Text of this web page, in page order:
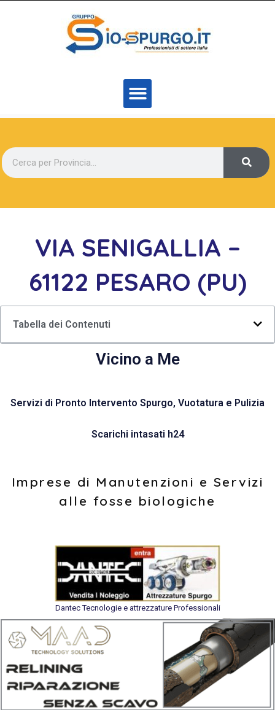
VIA SENIGALLIA –
61122 PESARO (PU)
Tabella dei Contenuti
Vicino a Me
Servizi di Pronto Intervento Spurgo, Vuotatura e Pulizia
Scarichi intasati h24
Imprese di Manutenzioni e Servizi
alle fosse biologiche
Dantec Tecnologie e attrezzature Professionali